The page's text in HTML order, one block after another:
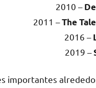
2010 –
2011 –The
2016 –
2019 –
importantes